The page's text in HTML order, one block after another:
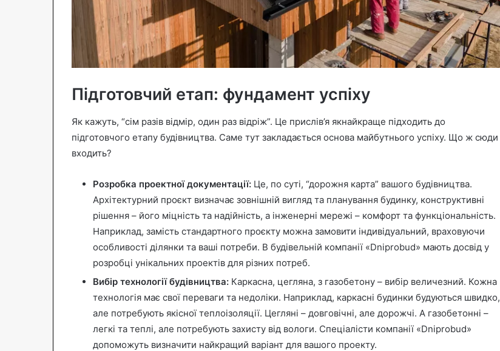
Підготовчий етап: фундамент успіху
Як кажуть, “сім разів відмір, один раз відріж”. Це прислів’я якнайкраще підходить до
підготовчого етапу будівництва. Саме тут закладається основа майбутнього успіху. Що ж сюди
входить?
Розробка проектної документації: Це, по суті, “дорожня карта” вашого будівництва.
Архітектурний проєкт визначає зовнішній вигляд та планування будинку, конструктивні
рішення – його міцність та надійність, а інженерні мережі – комфорт та функціональність.
Наприклад, замість стандартного проєкту можна замовити індивідуальний, враховуючи
особливості ділянки та ваші потреби. В будівельній компанії «Dniprobud» мають досвід у
розробці унікальних проектів для різних потреб.
Вибір технології будівництва: Каркасна, цегляна, з газобетону – вибір величезний. Кожна
технологія має свої переваги та недоліки. Наприклад, каркасні будинки будуються швидко,
але потребують якісної теплоізоляції. Цегляні – довговічні, але дорожчі. А газобетонні –
легкі та теплі, але потребують захисту від вологи. Спеціалісти компанії «Dniprobud»
допоможуть визначити найкращий варіант для вашого проекту.